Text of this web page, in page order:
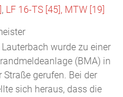
, LF 16-TS [45], MTW [19]
Lauterbach wurde zu einer
(BMA) in
Straße gerufen. Bei der
sich heraus, dass die